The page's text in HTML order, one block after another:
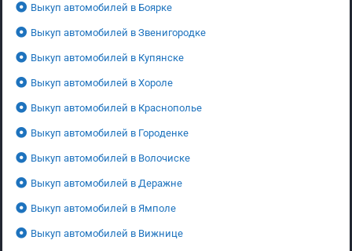
Выкуп автомобилей в Боярке
Выкуп автомобилей в Звенигородке
Выкуп автомобилей в Купянске
Выкуп автомобилей в Хороле
Выкуп автомобилей в Краснополье
Выкуп автомобилей в Городенке
Выкуп автомобилей в Волочиске
Выкуп автомобилей в Деражне
Выкуп автомобилей в Ямполе
Выкуп автомобилей в Вижнице